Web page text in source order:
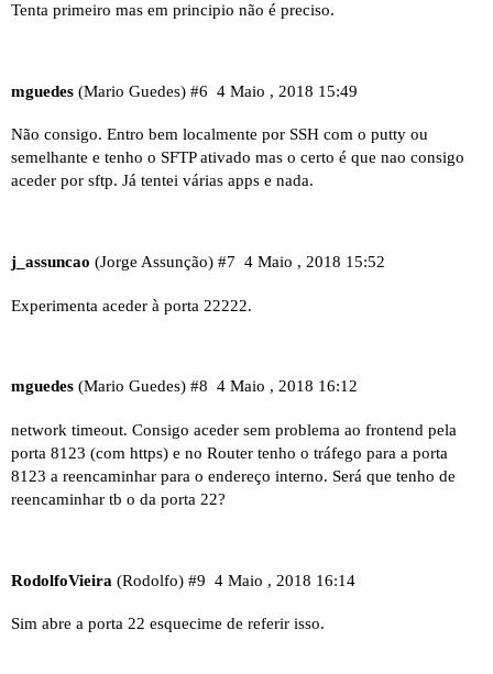
Tenta primeiro mas em principio não é preciso.
mguedes (Mario Guedes) 4 Maio , 2018 15:49
#6
Não consigo. Entro bem localmente por SSH com o putty ou
semelhante e tenho o SFTP ativado mas o certo é que nao consigo
aceder por sftp. Já tentei várias apps e nada.
j_assuncao (Jorge Assunção) 4 Maio , 2018 15:52
#7
Experimenta aceder à porta 22222.
mguedes (Mario Guedes) 4 Maio , 2018 16:12
#8
network timeout. Consigo aceder sem problema ao frontend pela
porta 8123 (com https) e no Router tenho o tráfego para a porta
8123 a reencaminhar para o endereço interno. Será que tenho de
reencaminhar tb o da porta 22?
RodolfoVieira (Rodolfo) 4 Maio , 2018 16:14
#9
Sim abre a porta 22 esquecime de referir isso.